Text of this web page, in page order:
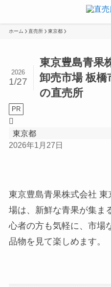
ホーム 直売所 東京都
東京豊島青果
卸売市場 板橋
の直売所
2026
1/27
PR
東京都
2026年1月27日
東京豊島青果株式会社
場は、新鮮な青果が集ま
心者の方も気軽に、市場
品物を見て楽しめます。